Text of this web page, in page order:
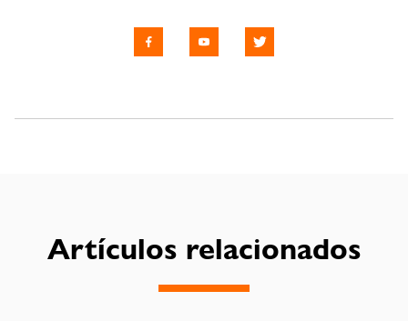
Artículos relacionados